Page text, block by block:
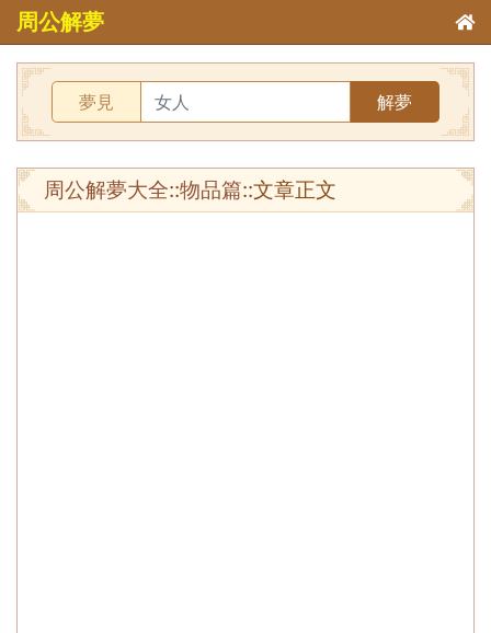
周公解夢
夢見 解夢
周公解夢大全::物品篇::文章正文